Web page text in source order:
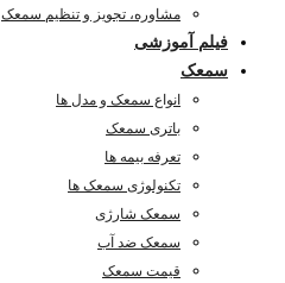
مشاوره، تجویز و تنظیم سمعک
فیلم آموزشی
سمعک
انواع سمعک و مدل ها
باتری سمعک
تعرفه بیمه ها
تکنولوژی سمعک ها
سمعک شارژی
سمعک ضد آب
قیمت سمعک